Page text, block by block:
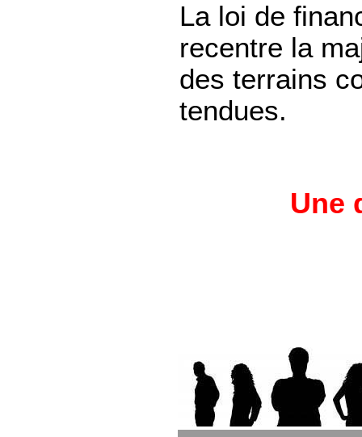
La loi de
recentre la
des terrains
tendues.
Une